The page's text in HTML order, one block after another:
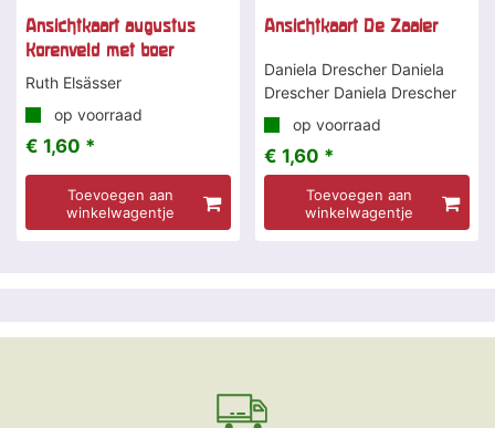
Ansichtkaart augustus
Korenveld met boer
Ruth Elsässer
op voorraad
€ 1,60 *
Toevoegen aan
winkelwagentje
Ansichtkaart De Zaaier
Daniela Drescher Daniela
Drescher Daniela Drescher
op voorraad
€ 1,60 *
Toevoegen aan
winkelwagentje